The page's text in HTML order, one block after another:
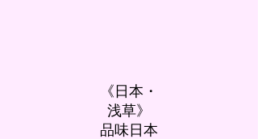
《日本・
浅草》
品味日本